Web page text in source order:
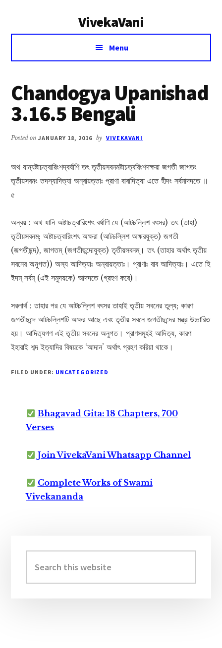
VivekaVani
Voice
Vivekananda
Menu
Chandogya Upanishad
3.16.5 Bengali
Posted onJANUARY 18, 2016 by VIVEKAVANI
অথ যান্যষ্টাচত্বারিংশদ্বর্ষাণি তৎ তৃতীয়সবনমষ্টাচত্বরিংশদক্ষরা জগতী জাগতং
তৃতীয়সবনং তদস্যাদিত্যা অন্বায়ত্তাঃ প্রাণা বাবাদিত্যা এতে হীদং সর্বমাদদতে ॥
৫
অন্বয় : অথ যানি অষ্টাচত্বারিংশৎ বর্ষাণি যে (আটচল্লিশ বৎসর) তৎ (তাহা)
তৃতীয়সবনম্; অষ্টাচত্বারিংশৎ অক্ষরা (আটচল্লিশ অক্ষরযুক্ত) জগতী
(জগতীছন্দ), জাগতম্ (জগতীছন্দোযুক্ত) তৃতীয়সবনম্। তৎ (তাহার অর্থাৎ তৃতীয়
সবনের অনুগত)) অস্য আদিত্যাঃ অন্বায়ত্তাঃ। প্রাণাঃ বাব আদিত্যাঃ। এতে হি
ইদম্ সর্বম্ (এই সমুদয়কে) আদদতে (গ্রহণ করে)।
সরলার্থ : তাহার পর যে আটচল্লিশ বৎসর তাহাই তৃতীয় সবনের তুল্য; কারণ
জগতীছন্দে আটচল্লিশটি অক্ষর আছে এবং তৃতীয় সবনে জগতীছন্দের মন্ত্র উচ্চারিত
হয়। আদিত্যগণ এই তৃতীয় সবনের অনুগত। প্রাণসমূহই আদিত্য, কারণ
ইহারাই শব্দ ইত্যাদির বিষয়কে ‘আদান’ অর্থাৎ গ্রহণ করিয়া থাকে।
FILED UNDER: UNCATEGORIZED
Bhagavad Gita: 18 Chapters, 700
Verses
Join VivekaVani Whatsapp Channel
Complete Works of Swami
Vivekananda
Sidebar
this
website